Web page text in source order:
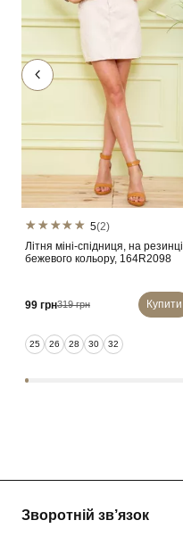
5(2)
Літня міні-спідниця, на резинці,
бежевого кольору, 164R2098
99 грн319 грн Купити
25 26 28 30 32
Зворотній зв’язок